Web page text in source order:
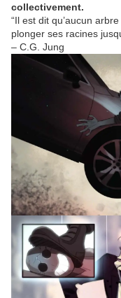
collectivement.
“Il est dit qu’aucun
plonger ses racines
– C.G. Jung